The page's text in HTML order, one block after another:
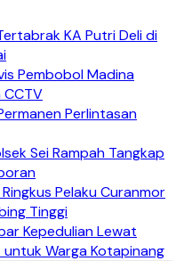
KA Putri Deli di
Pembobol Madina
CCTV
Perlintasan
Sei Rampah Tangkap
Pelaku Curanmor
Tinggi
Kepedulian Lewat
untuk Warga Kotapinang